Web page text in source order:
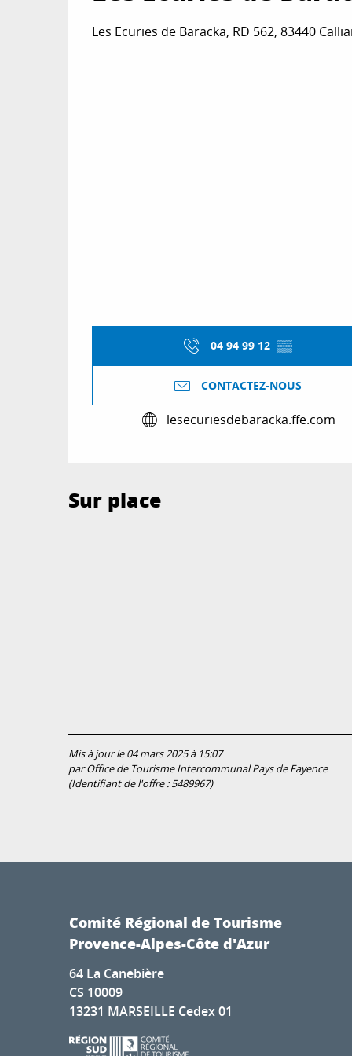
Les Ecuries de Baracka, RD 562, 83440
04 94 99 12 ▒▒
CONTACTEZ-NOUS
lesecuriesdebaracka.ffe.com
Sur place
Mis à jour le 04 mars 2025 à 15:07
par Office de Tourisme Intercommunal Pays de Fayence
(Identifiant de l'offre :5489967)
Comité Régional de Tourisme
Provence-Alpes-Côte d'Azur
64 La Canebière
CS 10009
13231 MARSEILLE Cedex 01